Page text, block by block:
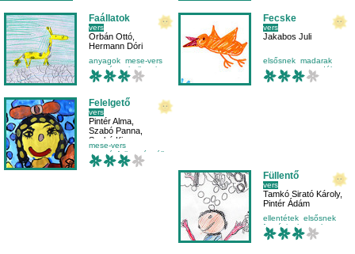
Faállatok
vers
Orbán Ottó
Hermann Dóri
anyagok mese-vers
mozgástechnika
ritmus
Fecske
vers
Jakabos Juli
elsősnek madarak
mese-vers
mondóka
Felelgető
vers
Pintér Alma
Szabó Panna
Szabó Kinga
mese-vers
mozgásfejlesztés
állat
óvodásnak
Füllentő
vers
Tamkó Sirató Károly,
Pintér Ádám
ellentétek elsősnek
fantázia
hangulat